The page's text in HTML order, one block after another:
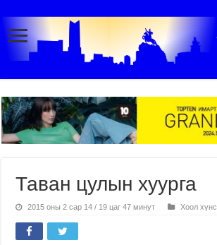
Таван цулын хуурга
2015 оны 2 сар 14 / 19 цаг 47 минут Хоол хүнс